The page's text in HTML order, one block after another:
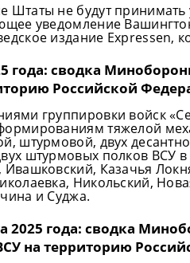
Штаты не будут
уведомление
издание Expressen,
года: сводка
Российской
группировки войск
тяжелой
штурмовой, двух
штурмовых полков ВСУ в
Казачья
Никольский,
и Суджа.
2025 года: сводка
на территорию